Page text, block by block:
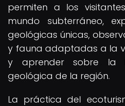
permiten a los
mundo subterráneo,
geológicas únicas,
y fauna adaptadas a la
y aprender sobre la
geológica de la región.
La práctica del